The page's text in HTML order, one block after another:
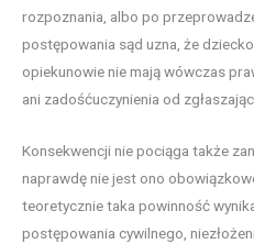
rozpoznania, albo po
postępowania sąd uzna, że
opiekunowie nie mają wówczas
ani zadośćuczynienia od
Konsekwencji nie pociąga także
naprawdę nie jest ono
teoretycznie taka powinność
postępowania cywilnego,